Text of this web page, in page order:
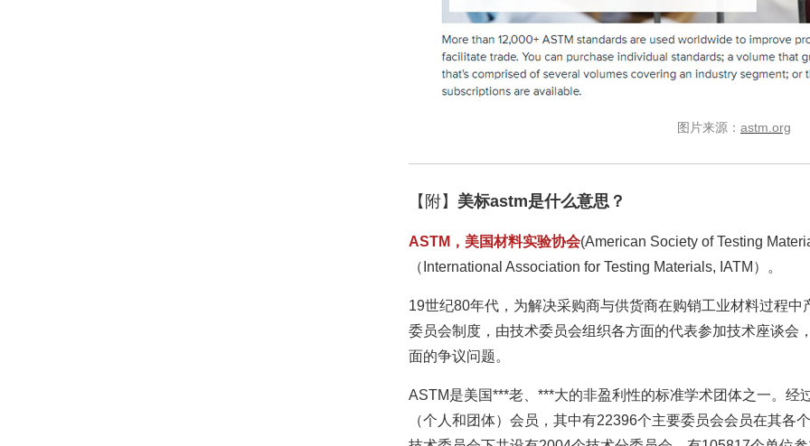
图片来源： astm.org
【附】 美标astm是什么意思？
ASTM，美国材料实验协会(American Society of Testing
（International Association for Testing Materials, IATM）。
19世纪80年代，为解决采购商与供货商在购销工业材料过程
委员会制度，由技术委员会组织各方面的代表参加技术座谈会
面的争议问题。
ASTM是美国***老、***大的非盈利性的标准学术团体之一。经
（个人和团体）会员，其中有22396个主要委员会会员在其各